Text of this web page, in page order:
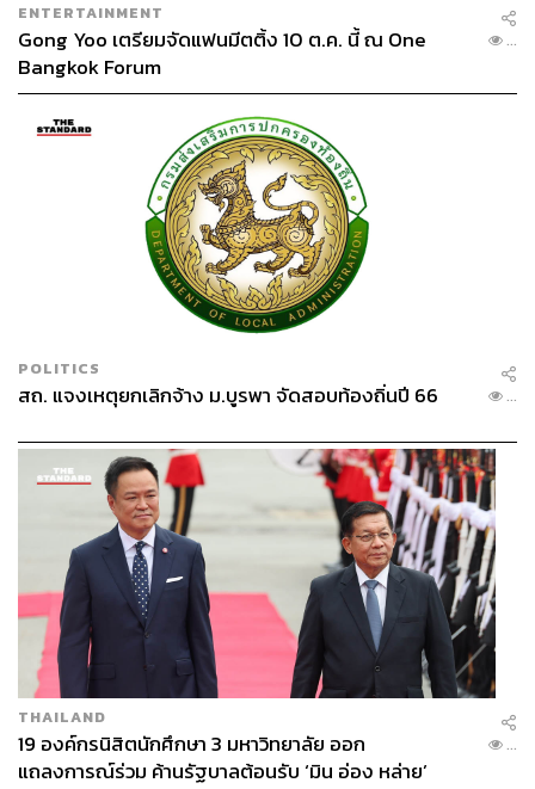
ENTERTAINMENT
Gong Yoo เตรียมจัดแฟนมีตติ้ง 10 ต.ค. นี้ ณ One
Bangkok Forum
...
POLITICS
สถ. แจงเหตุยกเลิกจ้าง ม.บูรพา จัดสอบท้องถิ่นปี 66 ...
THAILAND
19 องค์กรนิสิตนักศึกษา 3 มหาวิทยาลัย ออก
แถลงการณ์ร่วม ค้านรัฐบาลต้อนรับ ‘มิน อ่อง หล่าย’
...